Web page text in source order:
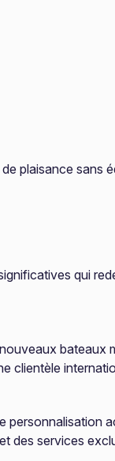
plaisance sans
qui
clientèle
services